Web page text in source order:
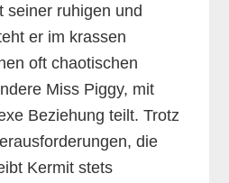
seiner ruhigen und
er im krassen
oft chaotischen
Miss Piggy, mit
Beziehung teilt. Trotz
die
Kermit stets